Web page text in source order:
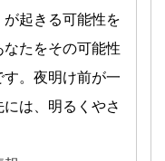
起きる可能性を
たをその可能性
。夜明け前が一
は、明るくやさ